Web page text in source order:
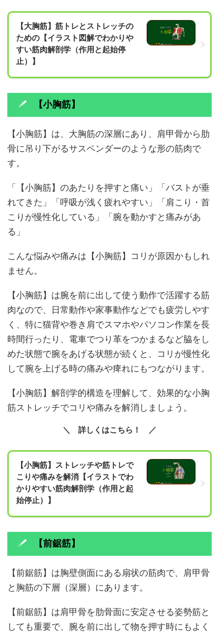
【大胸筋】筋トレとストレッチの
ための【イラスト図解でわかりや
すい筋肉解剖学（作用と起始停
止）】
【小胸筋】
【小胸筋】は、大胸筋の深層にあり、肩甲骨から肋
骨に吊り下がるサスペンダーのような形の筋肉で
す。
「【小胸筋】のあたりを押すと痛い」「バストが垂
れてきた」「呼吸が浅く疲れやすい」「肩こり・首
こりが慢性化している」「腕を動かすと痛みがあ
る」
こんな悩みや痛みは【小胸筋】コリが原因かもしれ
ません。
【小胸筋】は腕を前に出して使う動作で活躍する筋
肉なので、日常動作や家事動作などでも疲労しやす
く、特に猫背や巻き肩でスマホやパソコン作業を長
時間行ったり、電車でつり革をつかまるなど脇をし
めた状態で腕をあげる状態が続くと、コリが慢性化
して腕を上げる時の痛みや痺れにもつながります。
【小胸筋】解剖学的構造を理解して、効果的な小胸
筋ストレッチでコリや痛みを解消しましょう。
詳しくはこちら！
【小胸筋】ストレッチや筋トレで
こりや痛みを解消【イラストでわ
かりやすい筋肉解剖学（作用と起
始停止）】
【前鋸筋】
【前鋸筋】は胸壁側面にある扇状の筋肉で、肩甲骨
と胸筋の下層（深層）にあります。
【前鋸筋】は肩甲骨を肋骨面に安定させる姿勢筋と
しても重要で、腕を前に出して物を押す時にもよく